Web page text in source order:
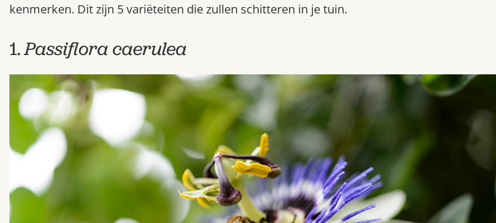
kenmerken. Dit zijn 5 variëteiten die zullen schitteren in je tuin.
1.Passiflora caerulea